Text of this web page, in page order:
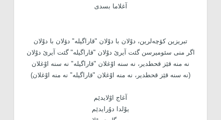
آغلاما بسدی
تبریزین کۆچه‌لرین، دوْلان با دوْلان "قاراگیله" دۆلان با دوْلان
اگر منی سئومیرسن گئت آیرێ دوْلان "قاراگیله" گئت آیرێ دوْلان
نه منه قێز قحطدیر، نه سنه اوْغلان "قاراگیله" نه سنه اوْغلان
(نه سنه قێز قحطدیر، نه منه اوْغلان "قاراگیله" نه منه اوْغلان)
آغاج اوْلایدێم
یوْلدا دۇرایدێم